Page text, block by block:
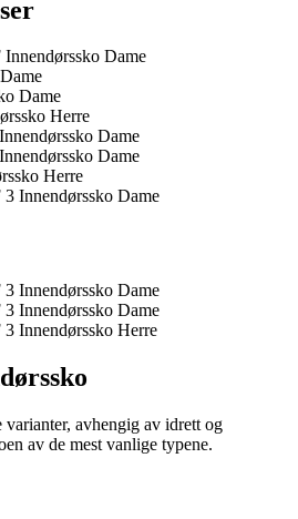
Dame
Dame
Herre
Dame
Dame
Herre
Innendørssko Dame
Innendørssko Dame
Innendørssko Dame
Innendørssko Herre
avhengig av idrett og
av de mest vanlige typene.